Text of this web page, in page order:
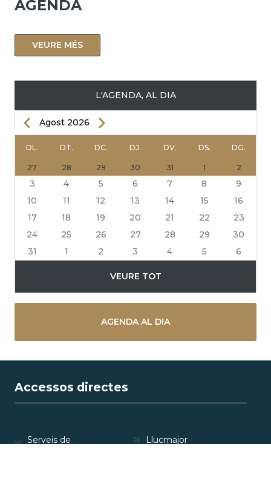
AGENDA
VEURE MÉS
L'AGENDA, AL DIA
PAGINACIÓ
Previous
Agost 2026 Next
DL. DT. DC. DJ. DV. DS. DG.
27 28 29 30 31 1 2
3 4 5 6 7 8
9
10
11 12 13 14 15
16
17
18 19 20 21 22
23
24
25 26 27 28 29
30
31
1 2 3 4 5 6
VEURE TOT
AGENDA AL DIA
Accessos directes
Serveis de Llucmajor